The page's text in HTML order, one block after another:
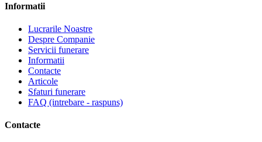
Informatii
Lucrarile Noastre
Despre Companie
Servicii funerare
Informatii
Contacte
Articole
Sfaturi funerare
FAQ (intrebare - raspuns)
Contacte